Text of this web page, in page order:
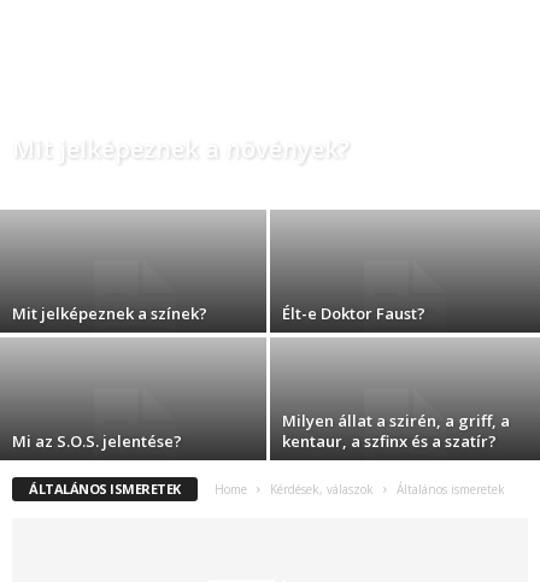
Mit jelképeznek a növények?
Mit jelképeznek a színek? Élt-e Doktor Faust?
Mi az S.O.S. jelentése?
Milyen állat a szirén, a griff, a
kentaur, a szfinx és a szatír?
ÁLTALÁNOS ISMERETEK Home Kérdések, válaszok Általános ismeretek